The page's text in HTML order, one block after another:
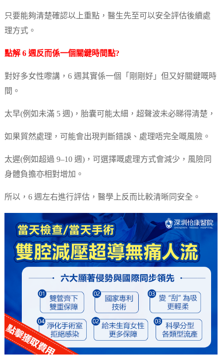
只要能夠清楚確認以上重點，醫生先至可以安全評估後續處
理方式。
點解 6 週反而係一個關鍵時間點?
對好多女性嚟講，6 週其實係一個「剛剛好」但又好關鍵嘅時
間。
太早(例如未滿 5 週)，胎囊可能太細，超聲波未必睇得清楚，
如果貿然處理，可能會出現判斷錯誤、處理唔完全嘅風險。
太遲(例如超過 9–10 週)，可選擇嘅處理方式會減少，風險同
身體負擔亦相對增加。
所以，6 週左右進行評估，醫學上反而比較清晰同安全。